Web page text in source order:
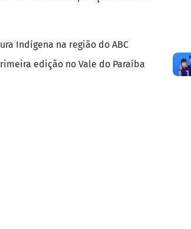
Indígena na região do ABC
edição no Vale do Paraíba